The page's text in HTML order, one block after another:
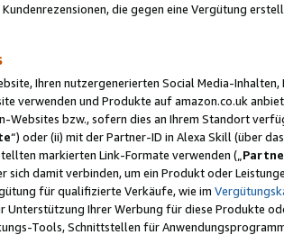
die gegen eine Vergütung
Ihren nutzergenerierten Social Media-
verwenden und Produkte auf amazon.co.uk
Websites bzw., sofern dies an Ihrem Standort
“) oder (ii) mit der Partner-ID in Alexa Skill (über
markierten Link-Formate verwenden („
sich damit verbinden, um ein Produkt oder
für qualifizierte Verkäufe, wie im
Ihrer Werbung für diese Produkte
Tools, Schnittstellen für